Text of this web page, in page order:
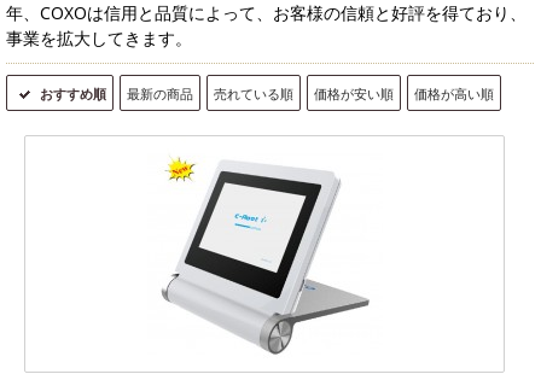
年、COXOは信用と品質によって、お客様の信頼と好評を得ており、
事業を拡大してきます。
おすすめ順 最新の商品 売れている順 価格が安い順 価格が高い順